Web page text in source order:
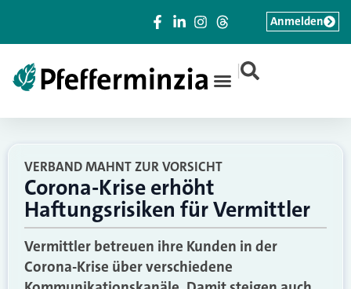
|
Anmelden
VERBAND MAHNT ZUR VORSICHT
Corona-Krise erhöht
Haftungsrisiken für Vermittler
Vermittler betreuen ihre Kunden in der
Corona-Krise über verschiedene